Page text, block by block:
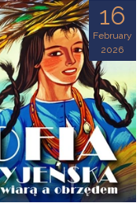
16
February
2026